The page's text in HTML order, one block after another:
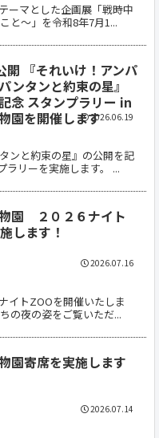
ーマとした企画展「戦時中
と～」を令和8年7月1...
開 『それいけ！アンパ
タンと約束の星』
念 スタンプラリー in
園を開催します
ンと約束の星』の公開を記
ラリーを実施します。 ...
2026.06.19
園 ２０２６ナイト
します！
イトZOOを開催いたしま
の夜の姿をご覧いただ...
2026.07.16
園寄席を実施します
2026.07.14